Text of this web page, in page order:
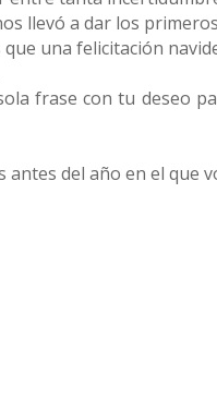
llevó a dar los
una felicitación
frase con tu deseo
del año en el que